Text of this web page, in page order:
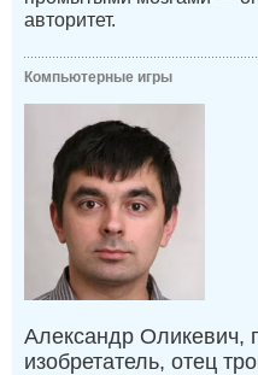
авторитет.
Компьютерные игры
Александр
изобретатель, отец